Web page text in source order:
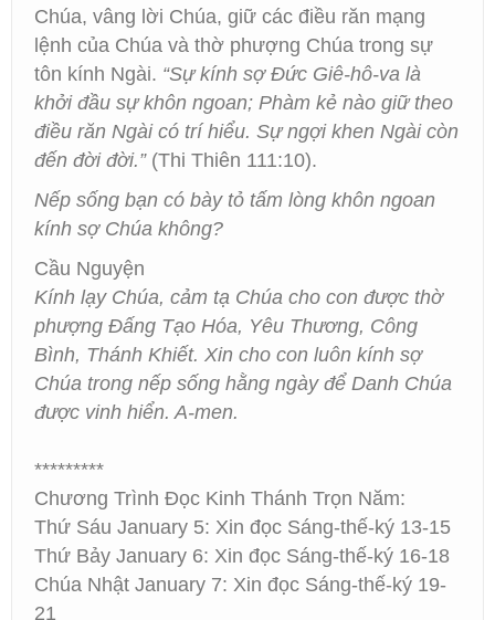
Chúa, vâng lời Chúa, giữ các điều răn mạng
lệnh của Chúa và thờ phượng Chúa trong sự
tôn kính Ngài. “Sự kính sợ Đức Giê-hô-va là
khởi đầu sự khôn ngoan; Phàm kẻ nào giữ theo
điều răn Ngài có trí hiểu. Sự ngợi khen Ngài còn
đến đời đời.”(Thi Thiên 111:10).
Nếp sống bạn có bày tỏ tấm lòng khôn ngoan
kính sợ Chúa không?
Cầu Nguyện
Kính lạy Chúa, cảm tạ Chúa cho con được thờ
phượng Đấng Tạo Hóa, Yêu Thương, Công
Bình, Thánh Khiết. Xin cho con luôn kính sợ
Chúa trong nếp sống hằng ngày để Danh Chúa
được vinh hiển. A-men.
*********
Chương Trình Đọc Kinh Thánh Trọn Năm:
Thứ Sáu January 5: Xin đọc Sáng-thế-ký 13-15
Thứ Bảy January 6: Xin đọc Sáng-thế-ký 16-18
Chúa Nhật January 7: Xin đọc Sáng-thế-ký 19-
21